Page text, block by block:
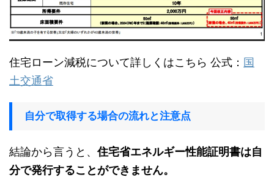
住宅ローン減税について詳しくはこちら 公式： 国
土交通省
自分で取得する場合の流れと注意点
結論から言うと、住宅省エネルギー性能証明書は自
分で発行することができません。